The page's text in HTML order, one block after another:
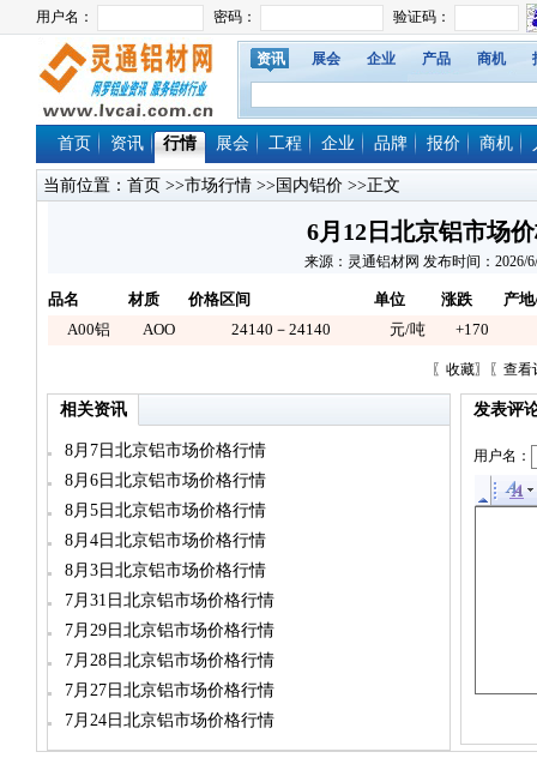
资讯 展会 企业 产品 商机
首页 资讯 行情 展会 工程 企业 品牌 报价 商机
当前位置： 首页 >>市场行情 >>国内铝价 >>正文
6月12日北京铝市场
来源：灵通铝材网 发布时间：2026/
品名 材质 价格区间 单位 涨跌
产
A00铝
AOO 24140－24140 元/吨 +170
〖 收藏〗〖 查看
相关资讯
8月7日北京铝市场价格行情
8月6日北京铝市场价格行情
8月5日北京铝市场价格行情
8月4日北京铝市场价格行情
8月3日北京铝市场价格行情
7月31日北京铝市场价格行情
7月29日北京铝市场价格行情
7月28日北京铝市场价格行情
7月27日北京铝市场价格行情
7月24日北京铝市场价格行情
发表评
用户名：